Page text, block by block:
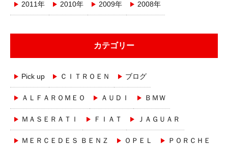
2011年 2010年 2009年 2008年
カテゴリー
Pick up ＣＩＴＲＯＥＮ ブログ
ＡＬＦＡＲＯＭＥＯ ＡＵＤＩ ＢＭＷ
ＭＡＳＥＲＡＴＩ ＦＩＡＴ ＪＡＧＵＡＲ
ＭＥＲＣＥＤＥＳ ＢＥＮＺ ＯＰＥＬ ＰＯＲＣＨＥ